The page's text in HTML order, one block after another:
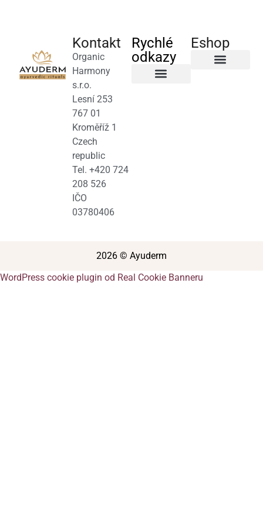
Kontakt
Organic
Harmony
s.r.o.
Lesní 253
767 01
Kroměříž 1
Czech
republic
Tel. +420 724
208 526
IČO
03780406
Rychlé
odkazy
Eshop
2026 © Ayuderm
WordPress cookie plugin od Real Cookie Banneru